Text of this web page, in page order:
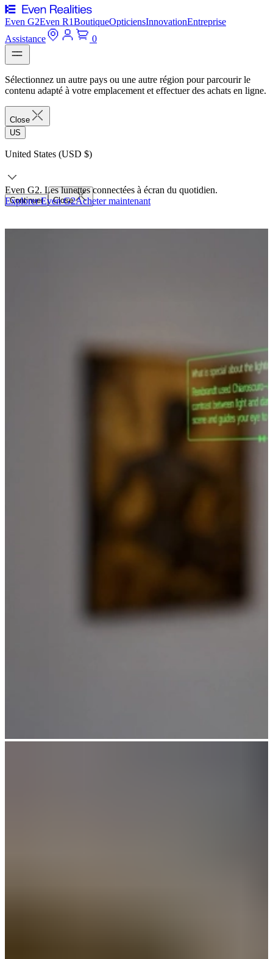
Even G2Even R1BoutiqueOpticiensInnovationEntreprise
Assistance
0
Sélectionnez un autre pays ou une autre région pour parcourir le
contenu adapté à votre emplacement et effectuer des achats en ligne.
Close
US
United States (USD $)
Continuer Close
Even G2. Les lunettes connectées à écran du quotidien.
Explorer Even G2Acheter maintenant